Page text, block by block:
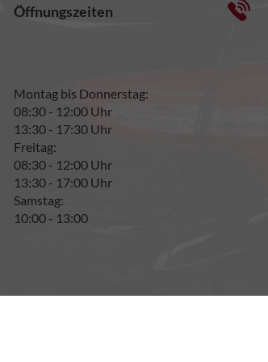
Öffnungszeiten
Montag bis Donnerstag:
08:30 - 12:00 Uhr
13:30 - 17:30 Uhr
Freitag:
08:30 - 12:00 Uhr
13:30 - 17:00 Uhr
Samstag:
10:00 - 13:00